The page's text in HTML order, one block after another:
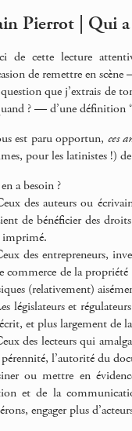
Pierrot | Qui a
de cette lecture
de remettre en
que j’extrais de
? — d’une définition
est paru opportun, ces
pour les latinistes !)
a besoin ?
des auteurs ou
de bénéficier des
des entrepreneurs,
commerce de la
(relativement)
législateurs et
et plus largement de
des lecteurs qui
l’autorité du
ou mettre en
et de la
engager plus